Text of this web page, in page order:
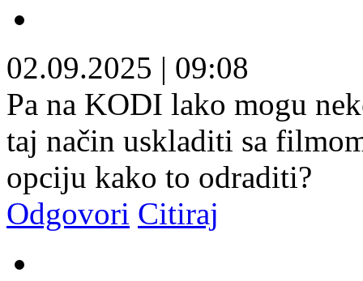
02.09.2025 | 09:08
Pa na KODI lako mogu
taj način uskladiti sa
opciju kako to odraditi?
Odgovori Citiraj